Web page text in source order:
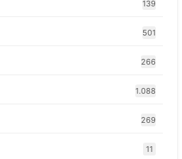
139
501
266
1.088
269
11